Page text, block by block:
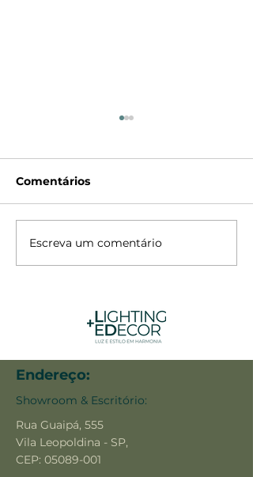
Pendente RIO
Comentários
Escreva um comentário
Endereço:
Showroom & Escritório:
Rua Guaipá, 555
Vila Leopoldina - SP,
CEP: 05089-001